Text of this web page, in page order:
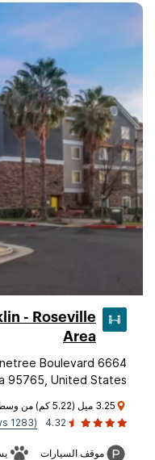
- Roseville
Area
6664 Lonetree Boulevard
95765, United States
3.25 ميل (5.22 كم) من وسط المدينة Roseville
4.32
(1283 reviews)
موقف السيارات